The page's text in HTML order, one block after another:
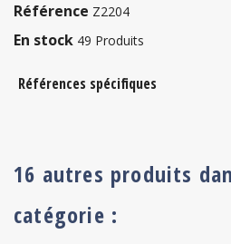
Référence Z2204
En stock 49 Produits
Références spécifiques
16 autres produits
catégorie :